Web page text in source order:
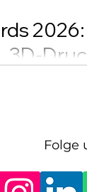
3D-
bedeutendste
Folge